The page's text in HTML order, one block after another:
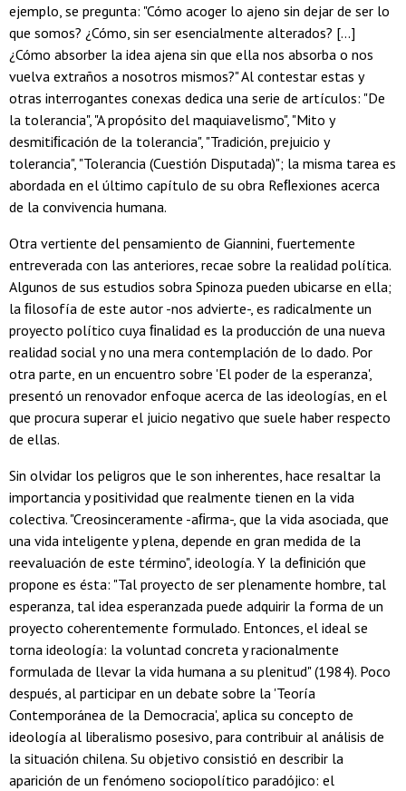
ejemplo, se pregunta: "Cómo acoger lo ajeno sin dejar de ser lo
que somos? ¿Cómo, sin ser esencialmente alterados? [...]
¿Cómo absorber la idea ajena sin que ella nos absorba o nos
vuelva extraños a nosotros mismos?" Al contestar estas y
otras interrogantes conexas dedica una serie de artículos: "De
la tolerancia", "A propósito del maquiavelismo", "Mito y
desmitiﬁcación de la tolerancia", "Tradición, prejuicio y
tolerancia", "Tolerancia (Cuestión Disputada)"; la misma tarea es
abordada en el último capítulo de su obra Reﬂexiones acerca
de la convivencia humana.
Otra vertiente del pensamiento de Giannini, fuertemente
entreverada con las anteriores, recae sobre la realidad política.
Algunos de sus estudios sobra Spinoza pueden ubicarse en ella;
la ﬁlosofía de este autor -nos advierte-, es radicalmente un
proyecto político cuya ﬁnalidad es la producción de una nueva
realidad social y no una mera contemplación de lo dado. Por
otra parte, en un encuentro sobre 'El poder de la esperanza',
presentó un renovador enfoque acerca de las ideologías, en el
que procura superar el juicio negativo que suele haber respecto
de ellas.
Sin olvidar los peligros que le son inherentes, hace resaltar la
importancia y positividad que realmente tienen en la vida
colectiva. "Creosinceramente -aﬁrma-, que la vida asociada, que
una vida inteligente y plena, depende en gran medida de la
reevaluación de este término", ideología. Y la deﬁnición que
propone es ésta: "Tal proyecto de ser plenamente hombre, tal
esperanza, tal idea esperanzada puede adquirir la forma de un
proyecto coherentemente formulado. Entonces, el ideal se
torna ideología: la voluntad concreta y racionalmente
formulada de llevar la vida humana a su plenitud" (1984). Poco
después, al participar en un debate sobre la 'Teoría
Contemporánea de la Democracia', aplica su concepto de
ideología al liberalismo posesivo, para contribuir al análisis de
la situación chilena. Su objetivo consistió en describir la
aparición de un fenómeno sociopolítico paradójico: el